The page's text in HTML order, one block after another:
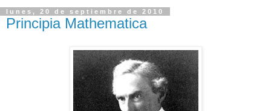
lunes, 20 de septiembre de 2010
Principia Mathematica